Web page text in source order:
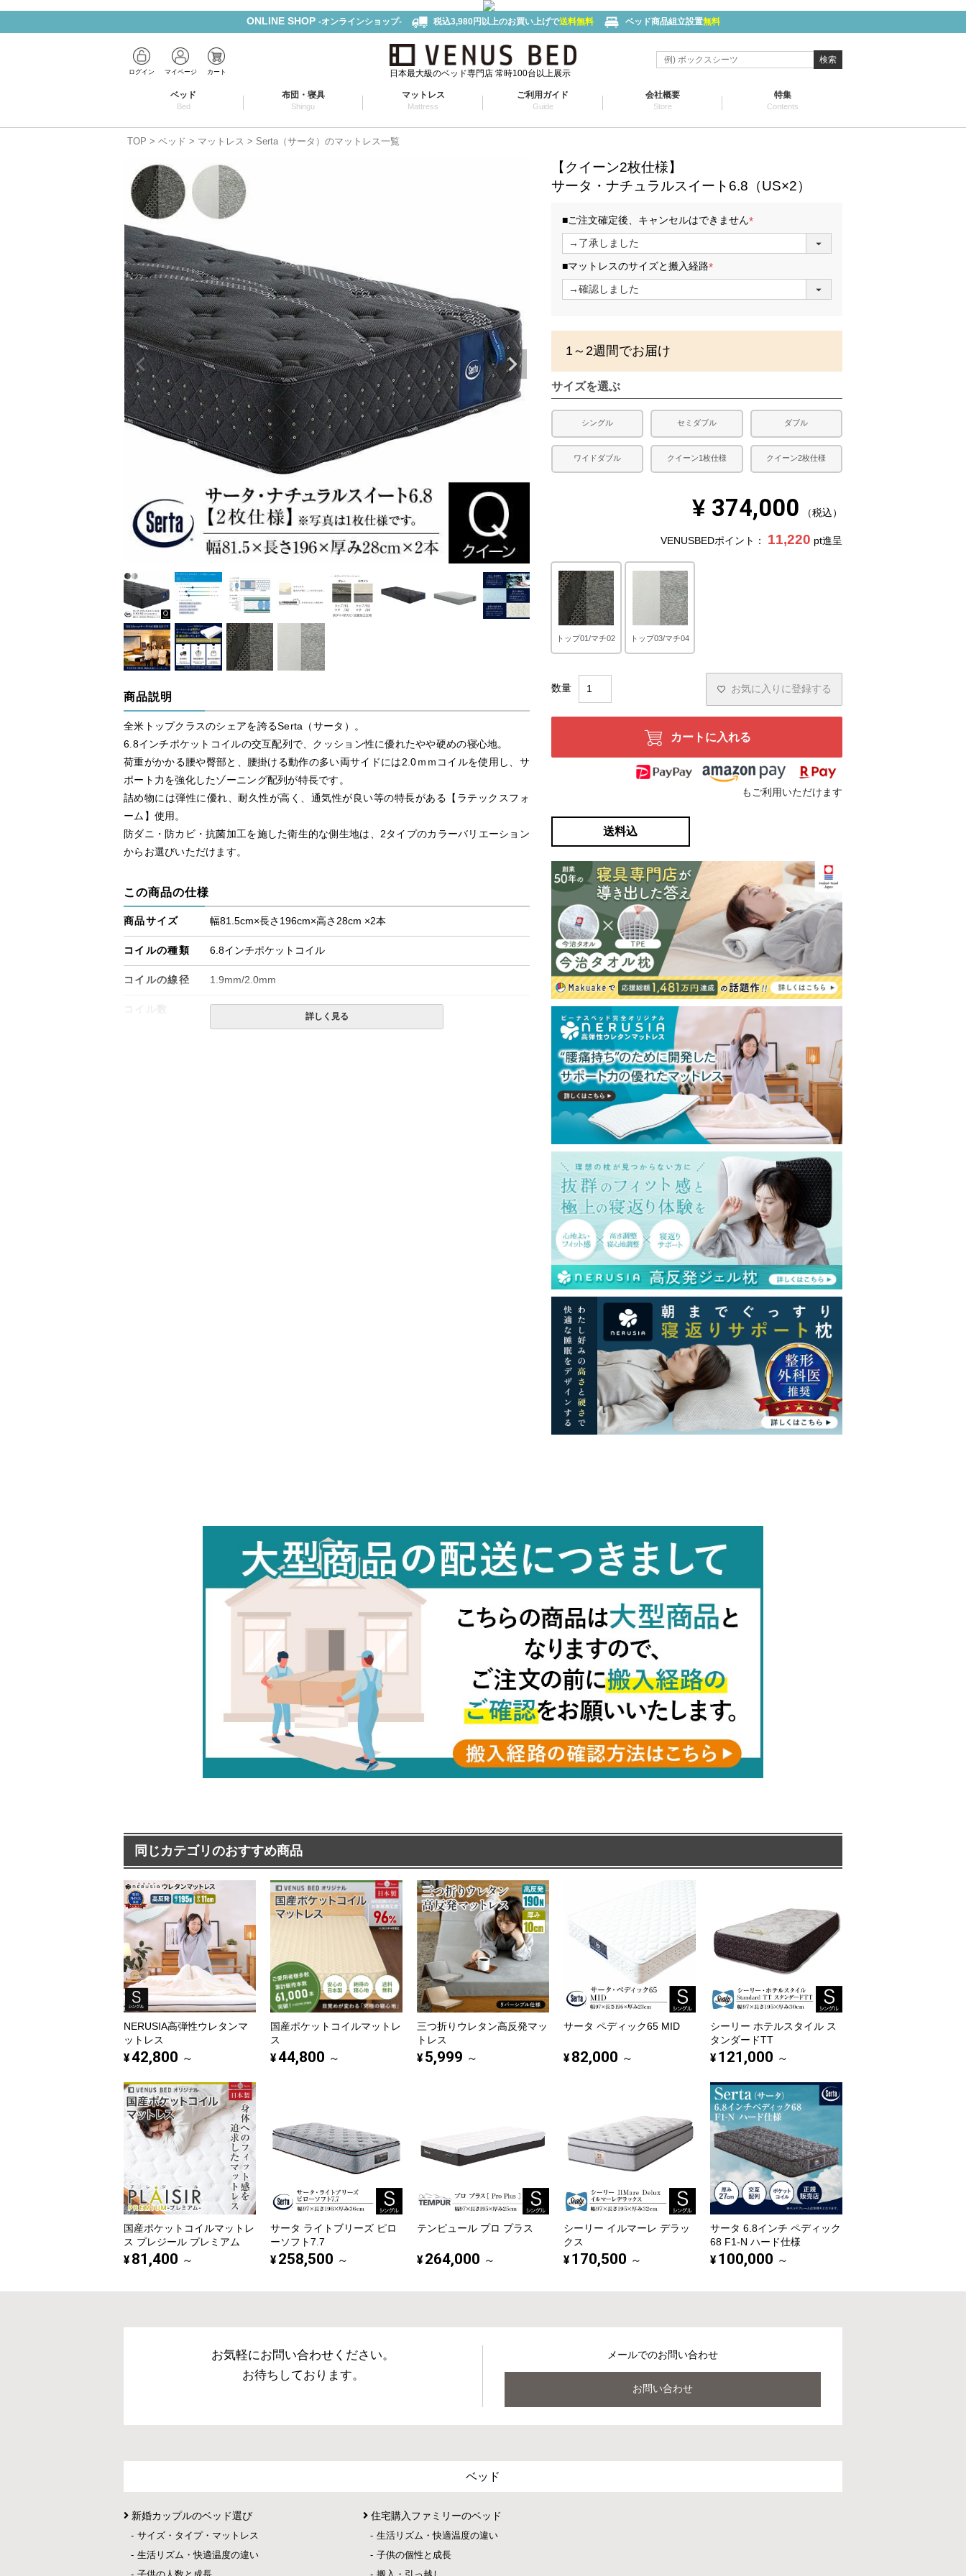
ONLINE SHOP -オンラインショップ- 税込3,980円以上のお買い上げで送料無料 ベッド商品組立設置無料
ログイン マイページ カート 日本最大級のベッド専門店 常時100台以上展示
検索
ベッド
Bed
布団・寝具
Shingu
マットレス
Mattress
ご利用ガイド
Guide
会社概要
Store
特集
Contents
TOP ベッド マットレス Serta（サータ）のマットレス一覧
商品説明
全米トップクラスのシェアを誇るSerta（サータ）。
6.8インチポケットコイルの交互配列で、クッション性に優れたやや硬めの寝心地。
荷重がかかる腰や臀部と、腰掛ける動作の多い両サイドには2.0ｍｍコイルを使用し、サ
ポート力を強化したゾーニング配列が特長です。
詰め物には弾性に優れ、耐久性が高く、通気性が良い等の特長がある【ラテックスフォ
ーム】使用。
防ダニ・防カビ・抗菌加工を施した衛生的な側生地は、2タイプのカラーバリエーション
からお選びいただけます。
この商品の仕様
商品サイズ 幅81.5cm×長さ196cm×高さ28cm ×2本
コイルの種類 6.8インチポケットコイル
コイルの線径 1.9mm/2.0mm
詳しく見る
【クイーン2枚仕様】
サータ・ナチュラルスイート6.8（US×2）
■ご注文確定後、キャンセルはできません
(
必
)
■マットレスのサイズと搬入経路
(
必
1～2週間でお届け
サイズを選ぶ
シングル セミダブル ダブル
ワイドダブル クイーン1枚仕様 クイーン2枚仕様
¥ 374,000 税込
VENUSBEDポイント： 11,220 pt進呈
トップ01/マチ02 トップ03/マチ04
お気に入りに登録する
カートに入れる
もご利用いただけます
送料込
同じカテゴリのおすすめ商品
NERUSIA高弾性ウレタンマ
ットレス
¥42,800 ～
国産ポケットコイルマットレ
ス
¥44,800 ～
三つ折りウレタン高反発マッ
トレス
¥ 5,999 ～
サータ ペディック65 MID
¥ 82,000 ～
シーリー ホテルスタイル ス
タンダードTT
¥ 121,000 ～
国産ポケットコイルマットレ
ス プレジール プレミアム
¥ 81,400 ～
サータ ライトブリーズ ピロ
ーソフト7.7
¥ 258,500 ～
テンピュール プロ プラス
¥ 264,000 ～
シーリー イルマーレ デラッ
クス
¥ 170,500 ～
サータ 6.8インチ ペディック
68 F1-N ハード仕様
¥ 100,000 ～
お気軽にお問い合わせください。
お待ちしております。
メールでのお問い合わせ
お問い合わせ
ベッド
新婚カップルのベッド選び
サイズ・タイプ・マットレス
生活リズム・快適温度の違い
住宅購入ファミリーのベッド
生活リズム・快適温度の違い
子供の個性と成長